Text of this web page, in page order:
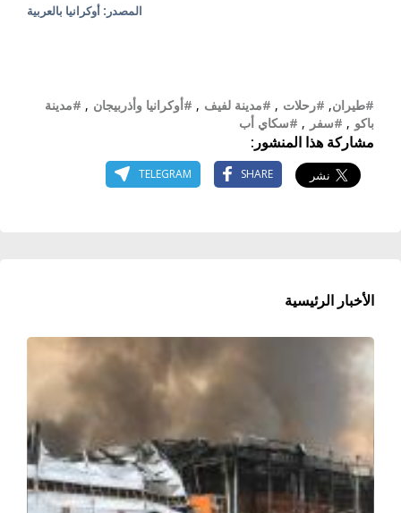
المصدر: أوكرانيا بالعربية
#طيران, #رحلات , #مدينة لفيف , #أوكرانيا وأذربيجان , #مدينة
باكو , #سفر , #سكاي أب
مشاركة هذا المنشور:
SHARE
TELEGRAM
الأخبار الرئيسية